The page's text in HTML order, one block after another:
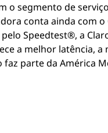
o segmento de
conta ainda com
Speedtest®, a
a melhor latência,
parte da América